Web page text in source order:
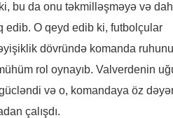
bu da onu təkmilləşməyə və
edib. O qeyd edib ki, futbolçular
dövründə komanda
rol oynayıb. Valverdenin
və o, komandaya öz
çalışdı.